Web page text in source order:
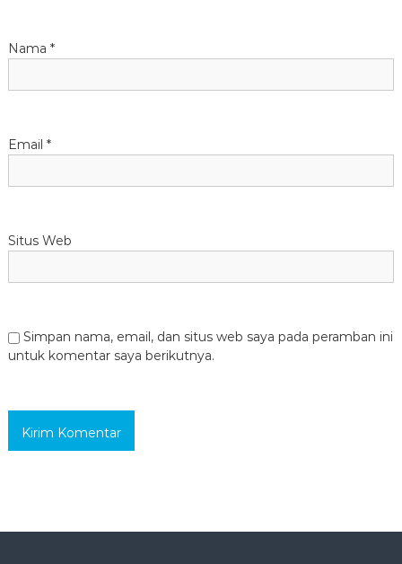
Nama *
Email *
Situs Web
Simpan nama, email, dan situs web saya pada peramban ini
untuk komentar saya berikutnya.